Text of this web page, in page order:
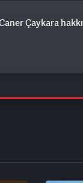
Çaykara